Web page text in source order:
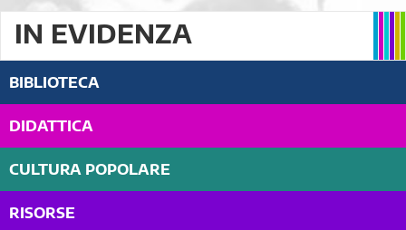
IN EVIDENZA
BIBLIOTECA
DIDATTICA
CULTURA POPOLARE
RISORSE